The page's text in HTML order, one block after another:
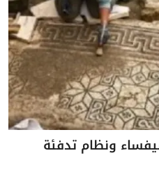
ونظام تدفئة